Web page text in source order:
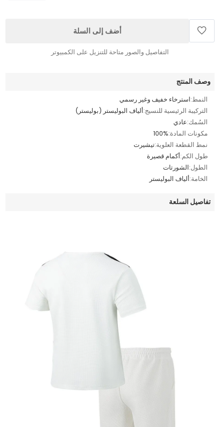
أضف إلى السلة
التفاصيل والصور متاحة للتنزيل على الكمبيوتر
وصف المنتج
النمط:استرخاء خفيف وغير رسمي
التركيبة الرئيسية للنسيج:ألياف البوليستر (بوليستر)
السُمك:عادي
مكونات المادة:100%
نمط القطعة العلوية:تيشيرت
طول الكم:أكمام قصيرة
الطول:الشورتات
الخامة:ألياف البوليستر
تفاصيل السلعة